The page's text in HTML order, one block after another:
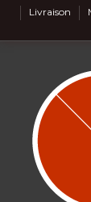
Livraison